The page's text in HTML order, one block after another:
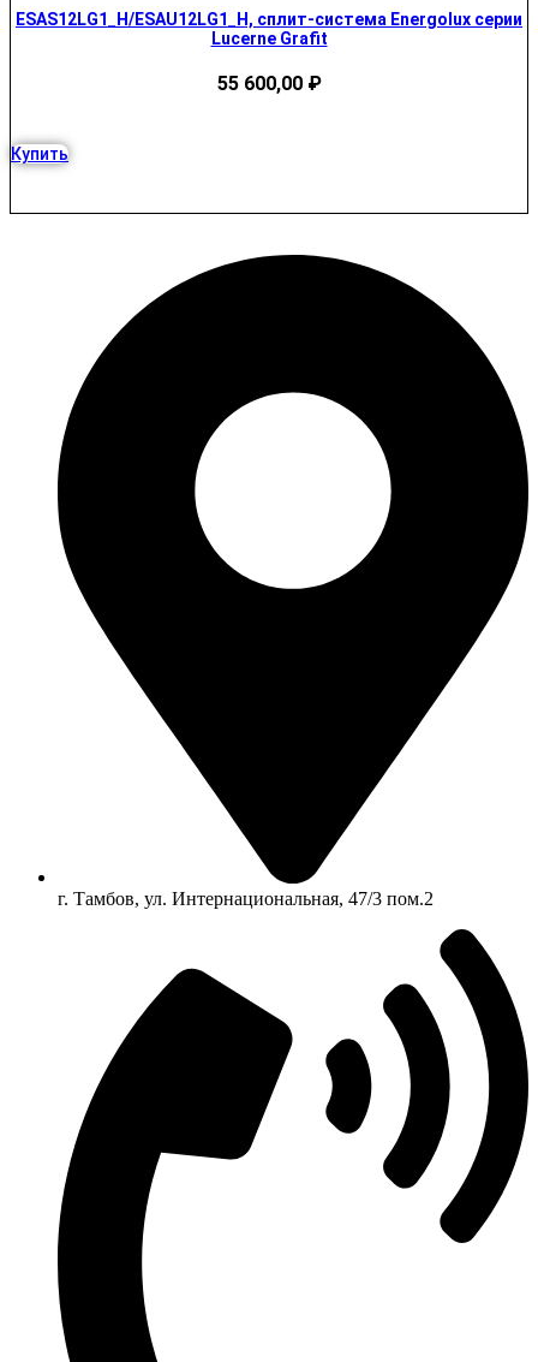
ESAS12LG1_H/ESAU12LG1_H, сплит-система Energolux серии
Lucerne Grafit
55 600,00 ₽
Купить
г. Тамбов, ул. Интернациональная, 47/3 пом.2